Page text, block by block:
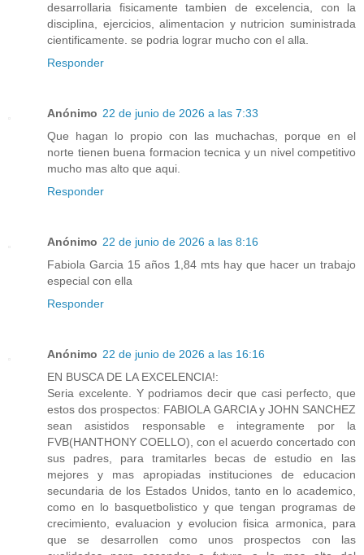
desarrollaria fisicamente tambien de excelencia, con la
disciplina, ejercicios, alimentacion y nutricion suministrada
cientificamente. se podria lograr mucho con el alla.
Responder
Anónimo 22 de junio de 2026 a las 7:33
Que hagan lo propio con las muchachas, porque en el
norte tienen buena formacion tecnica y un nivel competitivo
mucho mas alto que aqui.
Responder
Anónimo 22 de junio de 2026 a las 8:16
Fabiola Garcia 15 años 1,84 mts hay que hacer un trabajo
especial con ella
Responder
Anónimo 22 de junio de 2026 a las 16:16
EN BUSCA DE LA EXCELENCIA!:
Seria excelente. Y podriamos decir que casi perfecto, que
estos dos prospectos: FABIOLA GARCIA y JOHN SANCHEZ
sean asistidos responsable e integramente por la
FVB(HANTHONY COELLO), con el acuerdo concertado con
sus padres, para tramitarles becas de estudio en las
mejores y mas apropiadas instituciones de educacion
secundaria de los Estados Unidos, tanto en lo academico,
como en lo basquetbolistico y que tengan programas de
crecimiento, evaluacion y evolucion fisica armonica, para
que se desarrollen como unos prospectos con las